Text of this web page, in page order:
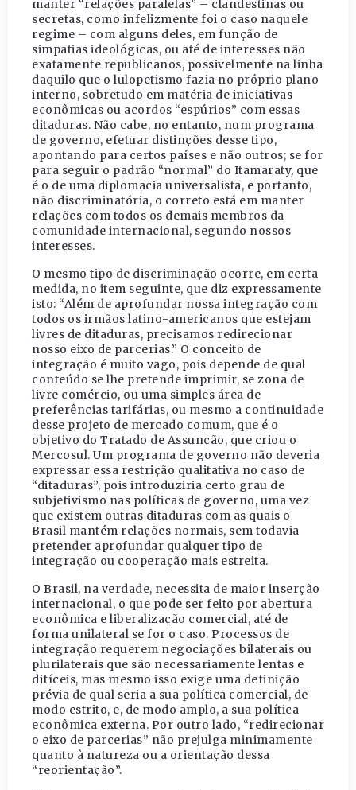
manter “relações paralelas” – clandestinas ou
secretas, como infelizmente foi o caso naquele
regime – com alguns deles, em função de
simpatias ideológicas, ou até de interesses não
exatamente republicanos, possivelmente na linha
daquilo que o lulopetismo fazia no próprio plano
interno, sobretudo em matéria de iniciativas
econômicas ou acordos “espúrios” com essas
ditaduras. Não cabe, no entanto, num programa
de governo, efetuar distinções desse tipo,
apontando para certos países e não outros; se for
para seguir o padrão “normal” do Itamaraty, que
é o de uma diplomacia universalista, e portanto,
não discriminatória, o correto está em manter
relações com todos os demais membros da
comunidade internacional, segundo nossos
interesses.
O mesmo tipo de discriminação ocorre, em certa
medida, no item seguinte, que diz expressamente
isto: “Além de aprofundar nossa integração com
todos os irmãos latino-americanos que estejam
livres de ditaduras, precisamos redirecionar
nosso eixo de parcerias.” O conceito de
integração é muito vago, pois depende de qual
conteúdo se lhe pretende imprimir, se zona de
livre comércio, ou uma simples área de
preferências tarifárias, ou mesmo a continuidade
desse projeto de mercado comum, que é o
objetivo do Tratado de Assunção, que criou o
Mercosul. Um programa de governo não deveria
expressar essa restrição qualitativa no caso de
“ditaduras”, pois introduziria certo grau de
subjetivismo nas políticas de governo, uma vez
que existem outras ditaduras com as quais o
Brasil mantém relações normais, sem todavia
pretender aprofundar qualquer tipo de
integração ou cooperação mais estreita.
O Brasil, na verdade, necessita de maior inserção
internacional, o que pode ser feito por abertura
econômica e liberalização comercial, até de
forma unilateral se for o caso. Processos de
integração requerem negociações bilaterais ou
plurilaterais que são necessariamente lentas e
difíceis, mas mesmo isso exige uma definição
prévia de qual seria a sua política comercial, de
modo estrito, e, de modo amplo, a sua política
econômica externa. Por outro lado, “redirecionar
o eixo de parcerias” não prejulga minimamente
quanto à natureza ou a orientação dessa
“reorientação”.